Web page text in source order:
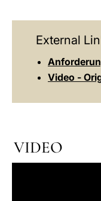
External
Video -
VIDEO